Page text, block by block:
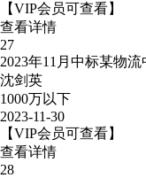
【VIP会员可查看】
查看详情
27
2023年11月中标某物
沈剑英
1000万以下
2023-11-30
【VIP会员可查看】
查看详情
28